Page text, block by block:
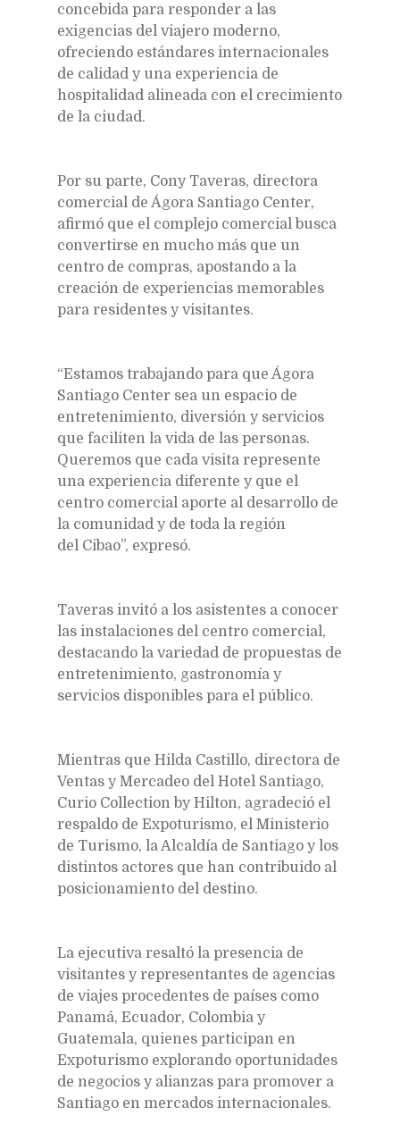
concebida para responder a las
exigencias del viajero moderno,
ofreciendo estándares internacionales
de calidad y una experiencia de
hospitalidad alineada con el crecimiento
de la ciudad.
Por su parte, Cony Taveras, directora
comercial de Ágora Santiago Center,
afirmó que el complejo comercial busca
convertirse en mucho más que un
centro de compras, apostando a la
creación de experiencias memorables
para residentes y visitantes.
“Estamos trabajando para que Ágora
Santiago Center sea un espacio de
entretenimiento, diversión y servicios
que faciliten la vida de las personas.
Queremos que cada visita represente
una experiencia diferente y que el
centro comercial aporte al desarrollo de
la comunidad y de toda la región
del Cibao”, expresó.
Taveras invitó a los asistentes a conocer
las instalaciones del centro comercial,
destacando la variedad de propuestas de
entretenimiento, gastronomía y
servicios disponibles para el público.
Mientras que Hilda Castillo, directora de
Ventas y Mercadeo del Hotel Santiago,
Curio Collection by Hilton, agradeció el
respaldo de Expoturismo, el Ministerio
de Turismo, la Alcaldía de Santiago y los
distintos actores que han contribuido al
posicionamiento del destino.
La ejecutiva resaltó la presencia de
visitantes y representantes de agencias
de viajes procedentes de países como
Panamá, Ecuador, Colombia y
Guatemala, quienes participan en
Expoturismo explorando oportunidades
de negocios y alianzas para promover a
Santiago en mercados internacionales.